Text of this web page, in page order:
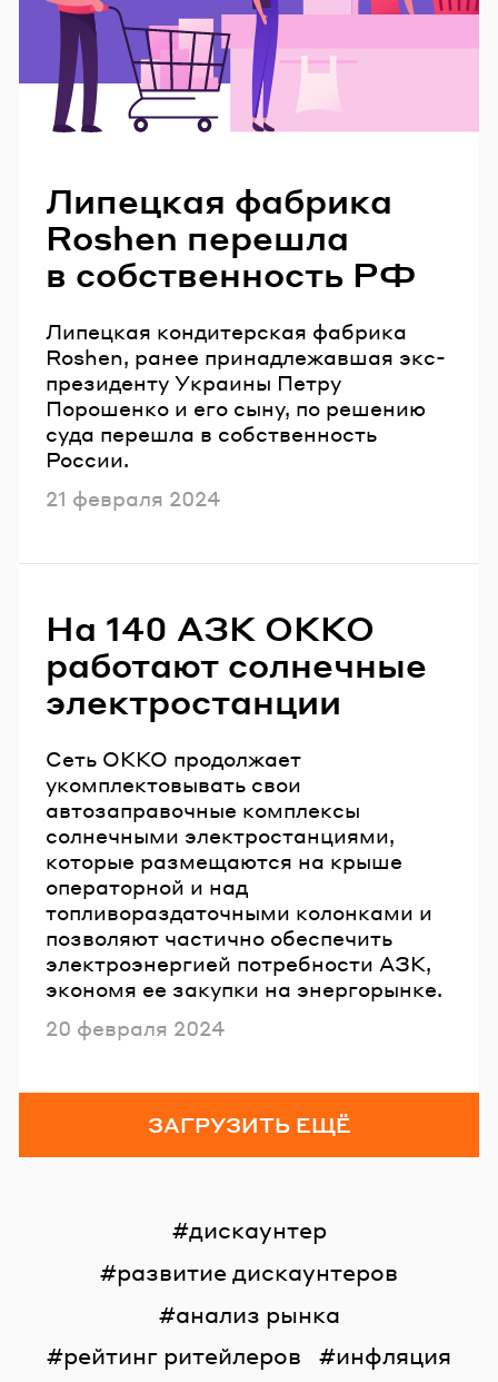
Липецкая фабрика
Roshen перешла
в собственность РФ
Липецкая кондитерская фабрика
Roshen, ранее принадлежавшая экс-
президенту Украины Петру
Порошенко и его сыну, по решению
суда перешла в собственность
России.
Опубликовано
21 февраля 2024
На 140 АЗК ОККО
работают солнечные
электростанции
Сеть ОККО продолжает
укомплектовывать свои
автозаправочные комплексы
солнечными электростанциями,
которые размещаются на крыше
операторной и над
топливораздаточными колонками и
позволяют частично обеспечить
электроэнергией потребности АЗК,
экономя ее закупки на энергорынке.
Опубликовано
20 февраля 2024
ЗАГРУЗИТЬ ЕЩЁ
дискаунтер
развитие дискаунтеров
анализ рынка
рейтинг ритейлеров
инфляция